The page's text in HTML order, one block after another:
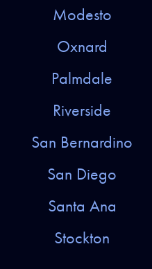
Modesto
Oxnard
Palmdale
Riverside
San Bernardino
San Diego
Santa Ana
Stockton